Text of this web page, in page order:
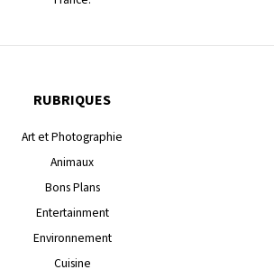
RUBRIQUES
Art et Photographie
Animaux
Bons Plans
Entertainment
Environnement
Cuisine